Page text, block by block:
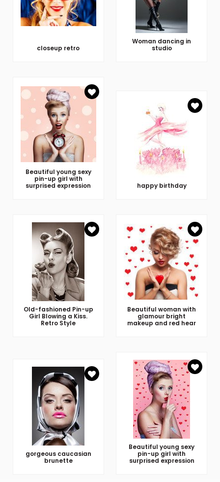
closeup retro
Woman dancing in
studio
Beautiful young sexy
pin-up girl with
surprised expression
happy birthday
Old-fashioned Pin-up
Girl Blowing a Kiss.
Retro Style
Beautiful woman with
glamour bright
makeup and red hear
gorgeous caucasian
brunette
Beautiful young sexy
pin-up girl with
surprised expression